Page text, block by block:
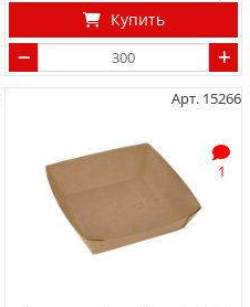
Купить
Арт. 15266
1